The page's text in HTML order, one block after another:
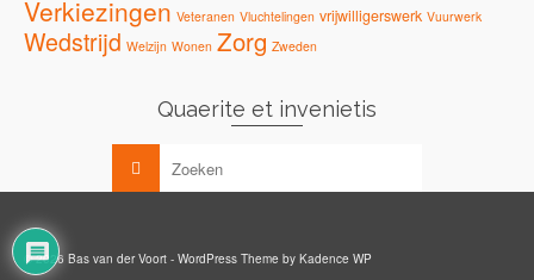
Verkiezingen Veteranen Vluchtelingen vrijwilligerswerk Vuurwerk
Wedstrijd Welzijn Wonen Zorg Zweden
Quaerite et invenietis
© 2026 Bas van der Voort - WordPress Theme by Kadence WP